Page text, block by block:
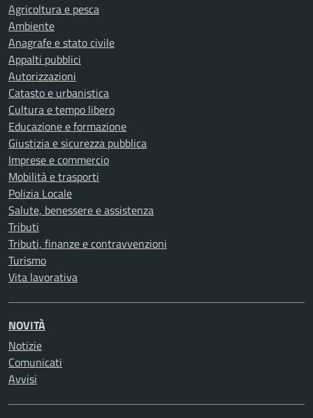
Agricoltura e pesca
Ambiente
Anagrafe e stato civile
Appalti pubblici
Autorizzazioni
Catasto e urbanistica
Cultura e tempo libero
Educazione e formazione
Giustizia e sicurezza pubblica
Imprese e commercio
Mobilità e trasporti
Polizia Locale
Salute, benessere e assistenza
Tributi
Tributi, finanze e contravvenzioni
Turismo
Vita lavorativa
NOVITÀ
Notizie
Comunicati
Avvisi